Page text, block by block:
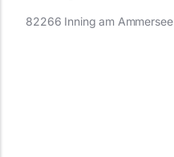
82266 Inning am Ammersee